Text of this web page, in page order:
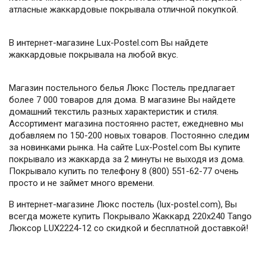
атласные жаккардовые покрывала отличной покупкой.
В интернет-магазине Lux-Postel.com Вы найдете
жаккардовые покрывала на любой вкус.
Магазин постельного белья Люкс Постель предлагает
более 7 000 товаров для дома. В магазине Вы найдете
домашний текстиль разных характеристик и стиля.
Ассортимент магазина постоянно растет, ежедневно мы
добавляем по 150-200 новых товаров. Постоянно следим
за новинками рынка. На сайте Lux-Postel.com Вы купите
покрывало из жаккарда за 2 минуты не выходя из дома.
Покрывало купить по телефону 8 (800) 551-62-77 очень
просто и не займет много времени.
В интернет-магазине Люкс постель (lux-postel.com), Вы
всегда можете купить Покрывало Жаккард 220х240 Tango
Люксор LUX2224-12 со скидкой и бесплатной доставкой!